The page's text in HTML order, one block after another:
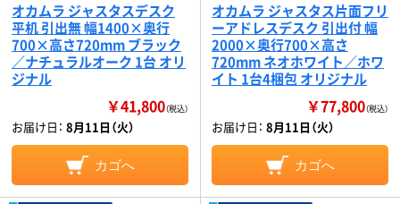
オカムラ ジャスタスデスク
平机 引出無 幅1400×奥行
700×高さ720mm ブラック
／ナチュラルオーク 1台 オリ
ジナル
￥41,800（税込）
お届け日： 8月11日（火）
カゴへ
オカムラ ジャスタス片面フリ
ーアドレスデスク 引出付 幅
2000×奥行700×高さ
720mm ネオホワイト／ホワ
イト 1台4梱包 オリジナル
￥77,800（税込）
お届け日： 8月11日（火）
カゴへ